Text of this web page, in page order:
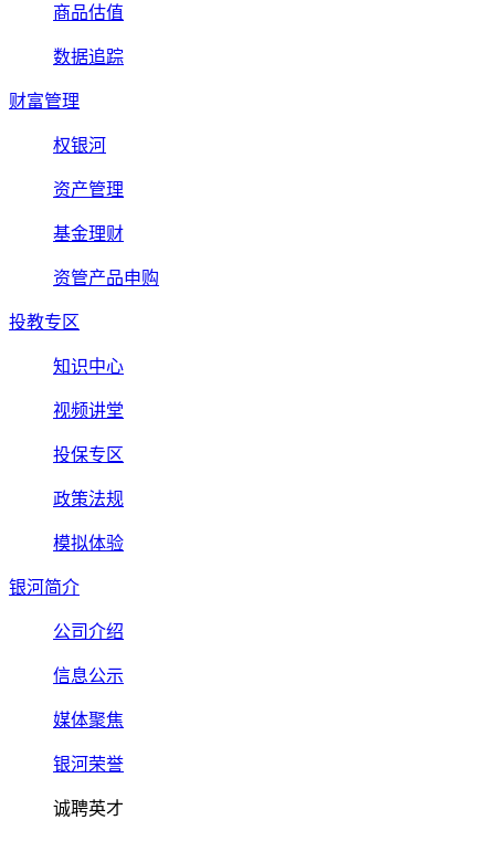
商品估值
数据追踪
财富管理
权银河
资产管理
基金理财
资管产品申购
投教专区
知识中心
视频讲堂
投保专区
政策法规
模拟体验
银河简介
公司介绍
信息公示
媒体聚焦
银河荣誉
诚聘英才